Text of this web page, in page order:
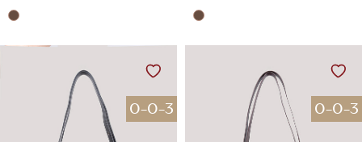
0-0-3 0-0-3